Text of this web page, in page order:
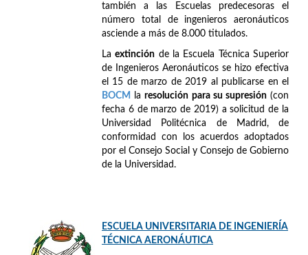
también a las Escuelas predecesoras el
número total de ingenieros aeronáuticos
asciende a más de 8.000 titulados.
Laextinción de la Escuela Técnica Superior
de Ingenieros Aeronáuticos se hizo efectiva
el 15 de marzo de 2019 al publicarse en el
BOCM
laresolución para su supresión(con
fecha 6 de marzo de 2019) a solicitud de la
Universidad Politécnica de Madrid, de
conformidad con los acuerdos adoptados
por el Consejo Social y Consejo de Gobierno
de la Universidad.
ESCUELA UNIVERSITARIA DE INGENIERÍA
TÉCNICA AERONÁUTICA